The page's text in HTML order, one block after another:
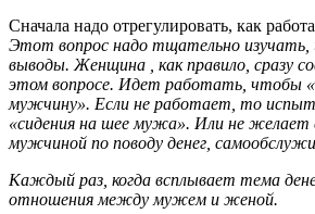
Сначала надо отрегулировать, как
Этот вопрос надо тщательно изучать,
выводы. Женщина , как правило, сразу
этом вопросе. Идет работать, чтобы
мужчину». Если не работает, то
«сидения на шее мужа». Или не желает
мужчиной по поводу денег,
Каждый раз, когда всплывает тема
отношения между мужем и женой.